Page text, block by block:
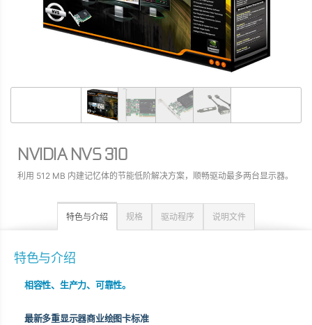
NVIDIA NVS 310
利用 512 MB 内建记忆体的节能低阶解决方案，顺畅驱动最多两台显示器。
特色与介绍 规格 驱动程序 说明文件
特色与介绍
相容性、生产力、可靠性。
最新多重显示器商业绘图卡标准